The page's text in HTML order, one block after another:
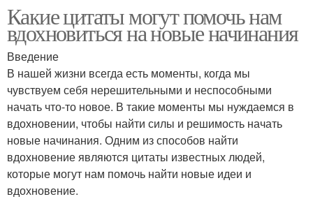
Какие цитаты могут помочь нам
вдохновиться на новые начинания
Введение
В нашей жизни всегда есть моменты, когда мы
чувствуем себя нерешительными и неспособными
начать что-то новое. В такие моменты мы нуждаемся в
вдохновении, чтобы найти силы и решимость начать
новые начинания. Одним из способов найти
вдохновение являются цитаты известных людей,
которые могут нам помочь найти новые идеи и
вдохновение.